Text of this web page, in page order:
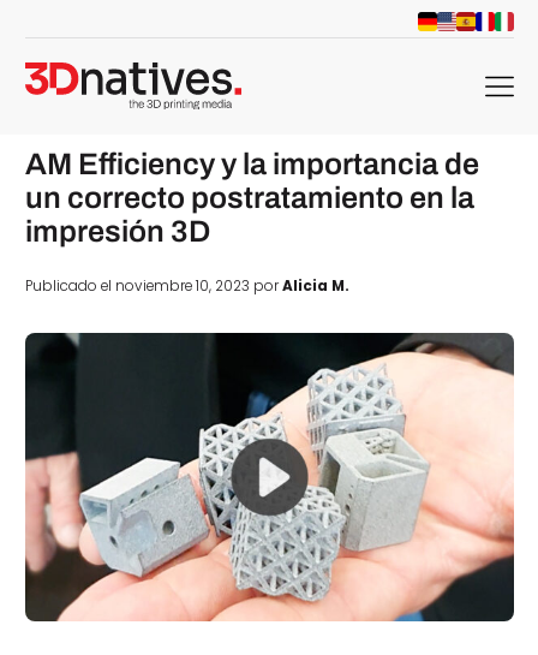
menu
AM Efficiency y la importancia de
un correcto postratamiento en la
impresión 3D
Publicado el noviembre 10, 2023 porAlicia M.